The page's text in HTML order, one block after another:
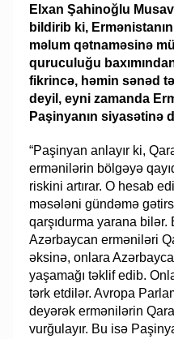
Elxan Şahinoğlu
bildirib ki,
məlum qətnaməsinə
quruculuğu
fikrincə, həmin sənəd
deyil, eyni zamanda
Paşinyanın siyasətinə
“Paşinyan anlayır ki,
ermənilərin bölgəyə
riskini artırar. O hesab
məsələni gündəmə
qarşıdurma yarana bilər.
Azərbaycan erməniləri
əksinə, onlara
yaşamağı təklif edib.
tərk etdilər. Avropa
deyərək ermənilərin
vurğulayır. Bu isə